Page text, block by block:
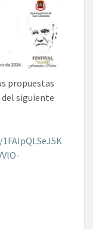
propuestas
del siguiente